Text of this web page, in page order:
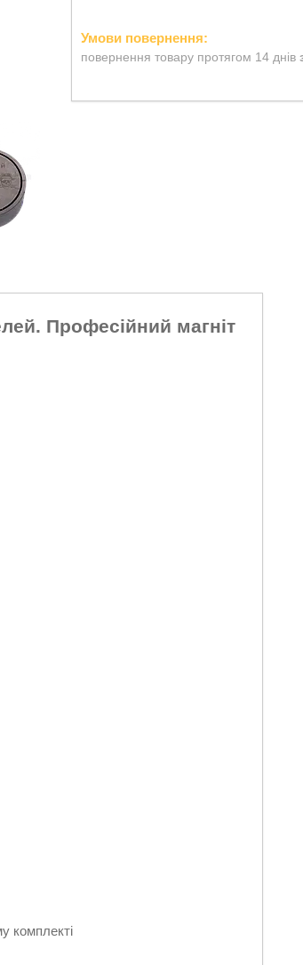
повернення товару протягом 14 днів
Професійний магніт
комплекті